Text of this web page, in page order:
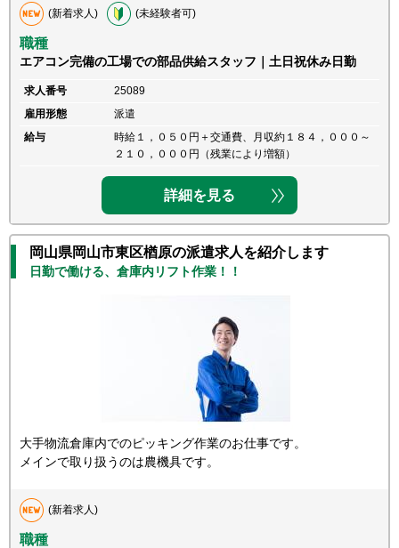
(新着求人) (未経験者可)
職種
エアコン完備の工場での部品供給スタッフ｜土日祝休み日勤
求人番号
25089
雇用形態
派遣
給与
時給１，０５０円＋交通費、月収約１８４，０００～
２１０，０００円（残業により増額）
詳細を見る
岡山県岡山市東区楢原の派遣求人を紹介します
日勤で働ける、倉庫内リフト作業！！
大手物流倉庫内でのピッキング作業のお仕事です。
メインで取り扱うのは農機具です。
(新着求人)
職種